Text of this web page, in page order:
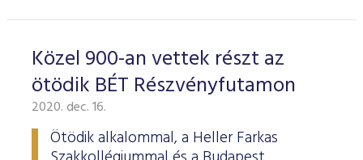
Közel 900-an vettek részt az
ötödik BÉT Részvényfutamon
2020. dec. 16.
Ötödik alkalommal, a Heller Farkas